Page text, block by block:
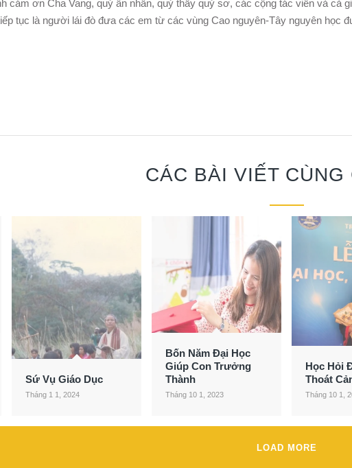
cám ơn Cha Vang, quý ân nhân, quý thầy quý sơ, các cộng tác viên và cả
tục là người lái đò đưa các em từ các vùng Cao nguyên-Tây nguyên
CÁC BÀI VIẾT CÙNG
Sứ Vụ Giáo Dục
Tháng 1 1, 2024
Bốn Năm Đại Học
Giúp Con Trưởng
Thành
Tháng 10 1, 2023
Học Hỏi
Thoát
Tháng 10 1,
LOAD MORE